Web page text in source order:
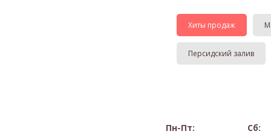
Хиты продаж
Персидский залив
Сб:
Пн-Пт: